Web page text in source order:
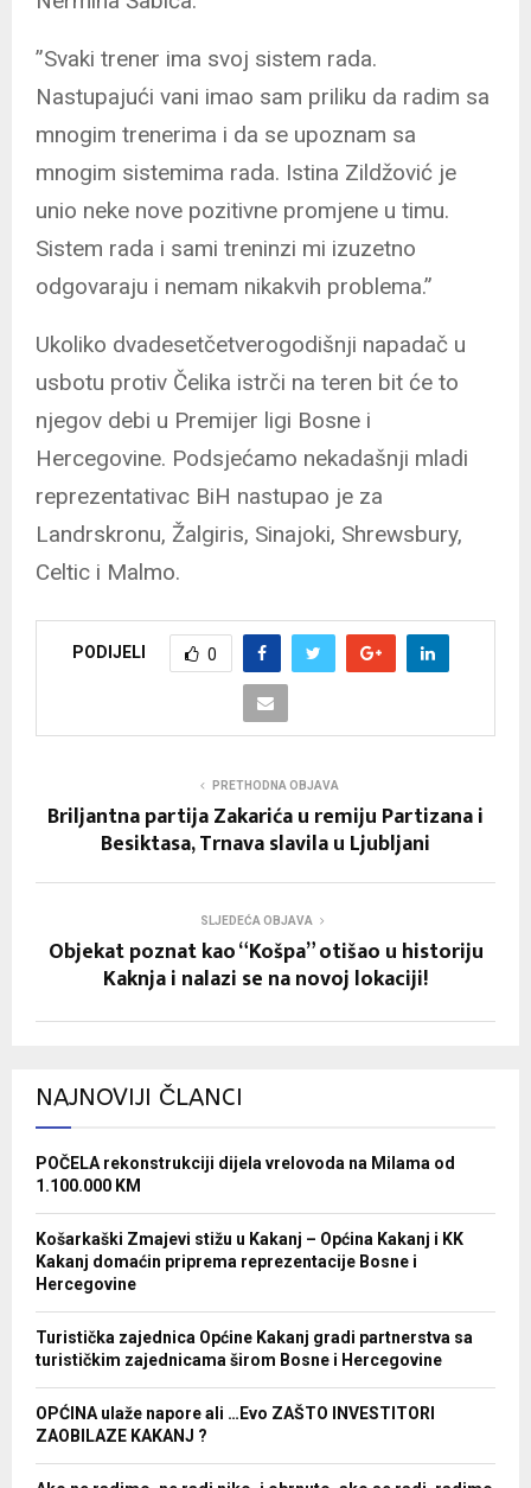
”Svaki trener ima svoj sistem rada.
Nastupajući vani imao sam priliku da radim sa
mnogim trenerima i da se upoznam sa
mnogim sistemima rada. Istina Zildžović je
unio neke nove pozitivne promjene u timu.
Sistem rada i sami treninzi mi izuzetno
odgovaraju i nemam nikakvih problema.”
Ukoliko dvadesetčetverogodišnji napadač u
usbotu protiv Čelika istrči na teren bit će to
njegov debi u Premijer ligi Bosne i
Hercegovine. Podsjećamo nekadašnji mladi
reprezentativac BiH nastupao je za
Landrskronu, Žalgiris, Sinajoki, Shrewsbury,
Celtic i Malmo.
PODIJELI 0
PRETHODNA OBJAVA
Briljantna partija Zakarića u remiju Partizana i
Besiktasa, Trnava slavila u Ljubljani
SLJEDEĆA OBJAVA
Objekat poznat kao “Košpa” otišao u historiju
Kaknja i nalazi se na novoj lokaciji!
NAJNOVIJI ČLANCI
POČELA rekonstrukciji dijela vrelovoda na Milama od
1.100.000 KM
Košarkaški Zmajevi stižu u Kakanj – Općina Kakanj i KK
Kakanj domaćin priprema reprezentacije Bosne i
Hercegovine
Turistička zajednica Općine Kakanj gradi partnerstva sa
turističkim zajednicama širom Bosne i Hercegovine
OPĆINA ulaže napore ali …Evo ZAŠTO INVESTITORI
ZAOBILAZE KAKANJ ?